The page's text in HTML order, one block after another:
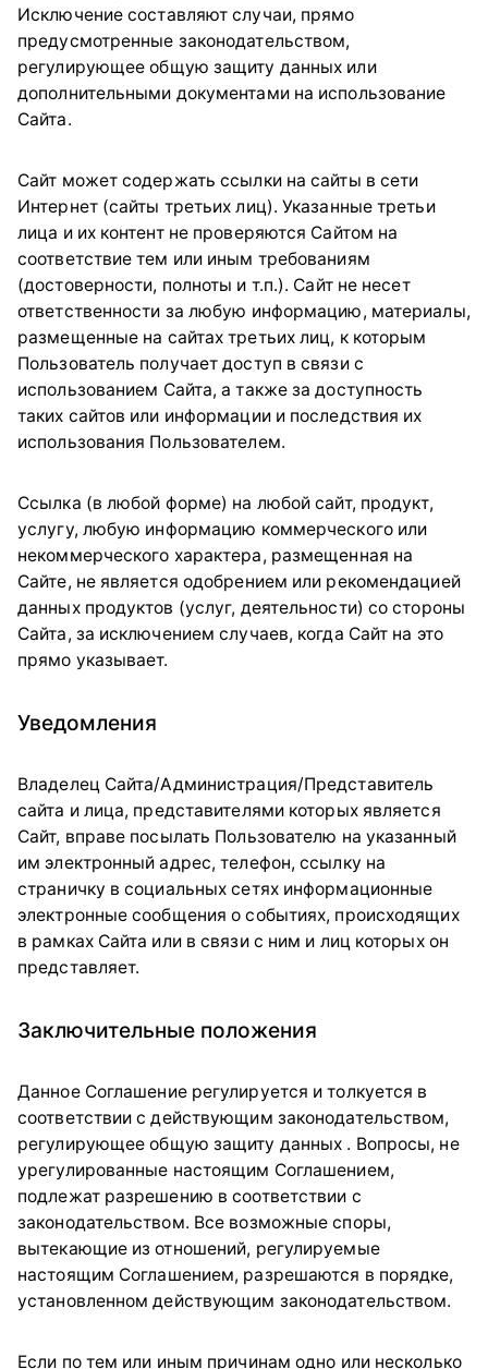
Исключение составляют случаи, прямо
предусмотренные законодательством,
регулирующее общую защиту данных или
дополнительными документами на использование
Сайта.
Сайт может содержать ссылки на сайты в сети
Интернет (сайты третьих лиц). Указанные третьи
лица и их контент не проверяются Сайтом на
соответствие тем или иным требованиям
(достоверности, полноты и т.п.). Сайт не несет
ответственности за любую информацию, материалы,
размещенные на сайтах третьих лиц, к которым
Пользователь получает доступ в связи с
использованием Сайта, а также за доступность
таких сайтов или информации и последствия их
использования Пользователем.
Ссылка (в любой форме) на любой сайт, продукт,
услугу, любую информацию коммерческого или
некоммерческого характера, размещенная на
Сайте, не является одобрением или рекомендацией
данных продуктов (услуг, деятельности) со стороны
Сайта, за исключением случаев, когда Сайт на это
прямо указывает.
Уведомления
Владелец Сайта/Администрация/Представитель
сайта и лица, представителями которых является
Сайт, вправе посылать Пользователю на указанный
им электронный адрес, телефон, ссылку на
страничку в социальных сетях информационные
электронные сообщения о событиях, происходящих
в рамках Сайта или в связи с ним и лиц которых он
представляет.
Заключительные положения
Данное Соглашение регулируется и толкуется в
соответствии с действующим законодательством,
регулирующее общую защиту данных . Вопросы, не
урегулированные настоящим Соглашением,
подлежат разрешению в соответствии с
законодательством. Все возможные споры,
вытекающие из отношений, регулируемые
настоящим Соглашением, разрешаются в порядке,
установленном действующим законодательством.
Если по тем или иным причинам одно или несколько